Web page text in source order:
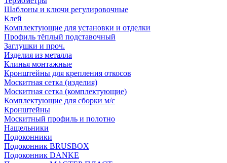
Шаблоны и ключи регулировочные
Клей
Комплектующие для установки и отделки
Профиль тёплый подставочный
Заглушки и проч.
Изделия из металла
Клинья монтажные
Кронштейны для крепления откосов
Москитная сетка (изделия)
Москитная сетка (комплектующие)
Комплектующие для сборки м/с
Кронштейны
Москитный профиль и полотно
Нащельники
Подоконники
Подоконник BRUSBOX
Подоконник DANKE